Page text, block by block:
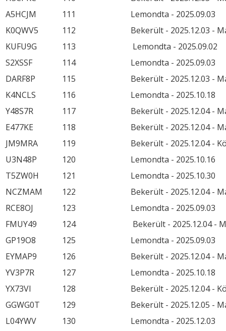
A5HCJM
111
Lemondta - 2025.09.03
K0QWV5
112
Bekerült - 2025.12.03 -
KUFU9G
113
Lemondta - 2025.09.02
S2XSSF
114
Lemondta - 2025.09.03
DARF8P
115
Bekerült - 2025.12.03 -
K4NCLS
116
Lemondta - 2025.10.18
Y48S7R
117
Bekerült - 2025.12.04 -
E477KE
118
Bekerült - 2025.12.04 -
JM9MRA
119
Bekerült - 2025.12.04 -
U3N48P
120
Lemondta - 2025.10.16
T5ZW0H
121
Lemondta - 2025.10.30
NCZMAM
122
Bekerült - 2025.12.04 -
RCE8OJ
123
Lemondta - 2025.09.03
FMUY49
124
Bekerült - 2025.12.04 -
GP19O8
125
Lemondta - 2025.09.03
EYMAP9
126
Bekerült - 2025.12.04 -
YV3P7R
127
Lemondta - 2025.10.18
YX73VI
128
Bekerült - 2025.12.04 -
GGWG0T
129
Bekerült - 2025.12.05 -
L04YWV
130
Lemondta - 2025.12.03